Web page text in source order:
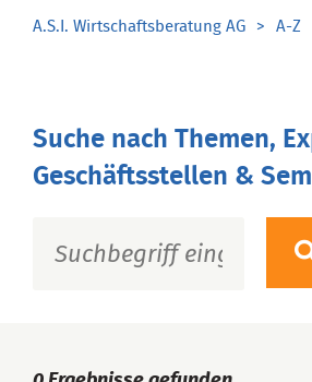
A.S.I. Wirtschaftsberatung AG A-Z
Suche nach Themen,
Geschäftsstellen &